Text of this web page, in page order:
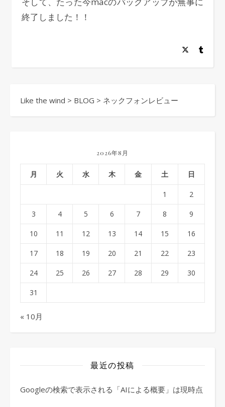
終了しました！！
Like the wind > BLOG > ネックフォンレビュー
2026年8月
月 火 水 木 金 土 日
1 2
3 4 5 6 7 8 9
10 11 12 13 14 15 16
17 18 19 20 21 22 23
24 25 26 27 28 29 30
31
« 10月
最近の投稿
Googleの検索で表示される「AIによる概要」は現時点